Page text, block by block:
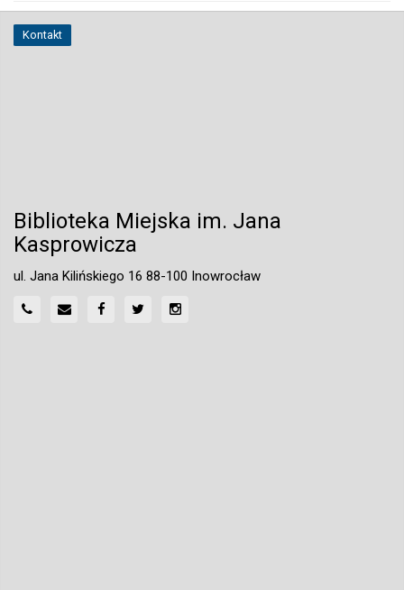
Kontakt
Biblioteka Miejska im. Jana
Kasprowicza
ul. Jana Kilińskiego 16 88-100 Inowrocław